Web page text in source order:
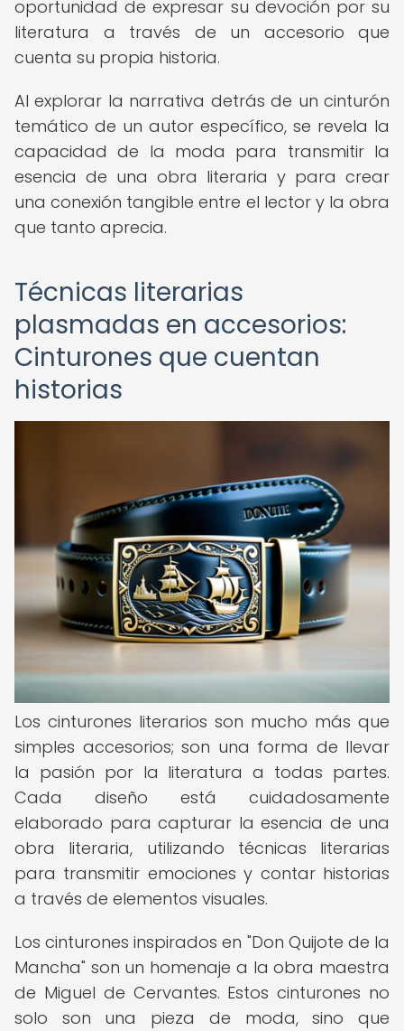
oportunidad de expresar su devoción por su
literatura a través de un accesorio que
cuenta su propia historia.
Al explorar la narrativa detrás de un cinturón
temático de un autor específico, se revela la
capacidad de la moda para transmitir la
esencia de una obra literaria y para crear
una conexión tangible entre el lector y la obra
que tanto aprecia.
Técnicas literarias
plasmadas en accesorios:
Cinturones que cuentan
historias
Los cinturones literarios son mucho más que
simples accesorios; son una forma de llevar
la pasión por la literatura a todas partes.
Cada diseño está cuidadosamente
elaborado para capturar la esencia de una
obra literaria, utilizando técnicas literarias
para transmitir emociones y contar historias
a través de elementos visuales.
Los cinturones inspirados en "Don Quijote de la
Mancha" son un homenaje a la obra maestra
de Miguel de Cervantes. Estos cinturones no
solo son una pieza de moda, sino que